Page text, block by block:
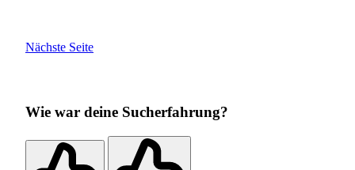
Nächste Seite
Wie war deine Sucherfahrung?